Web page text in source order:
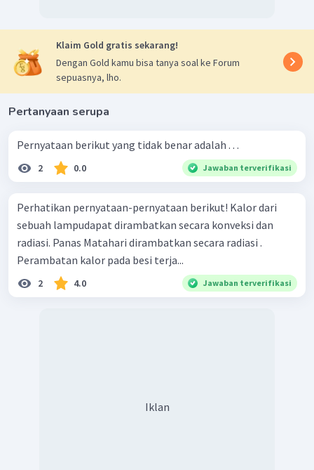
Klaim Gold gratis sekarang!
Dengan Gold kamu bisa tanya soal ke Forum
sepuasnya, lho.
Pertanyaan serupa
Pernyataan berikut yang tidak benar adalah . . .
2 0.0 Jawaban terverifikasi
Perhatikan pernyataan-pernyataan berikut! Kalor dari
sebuah lampudapat dirambatkan secara konveksi dan
radiasi. Panas Matahari dirambatkan secara radiasi .
Perambatan kalor pada besi terja...
2 4.0 Jawaban terverifikasi
Iklan